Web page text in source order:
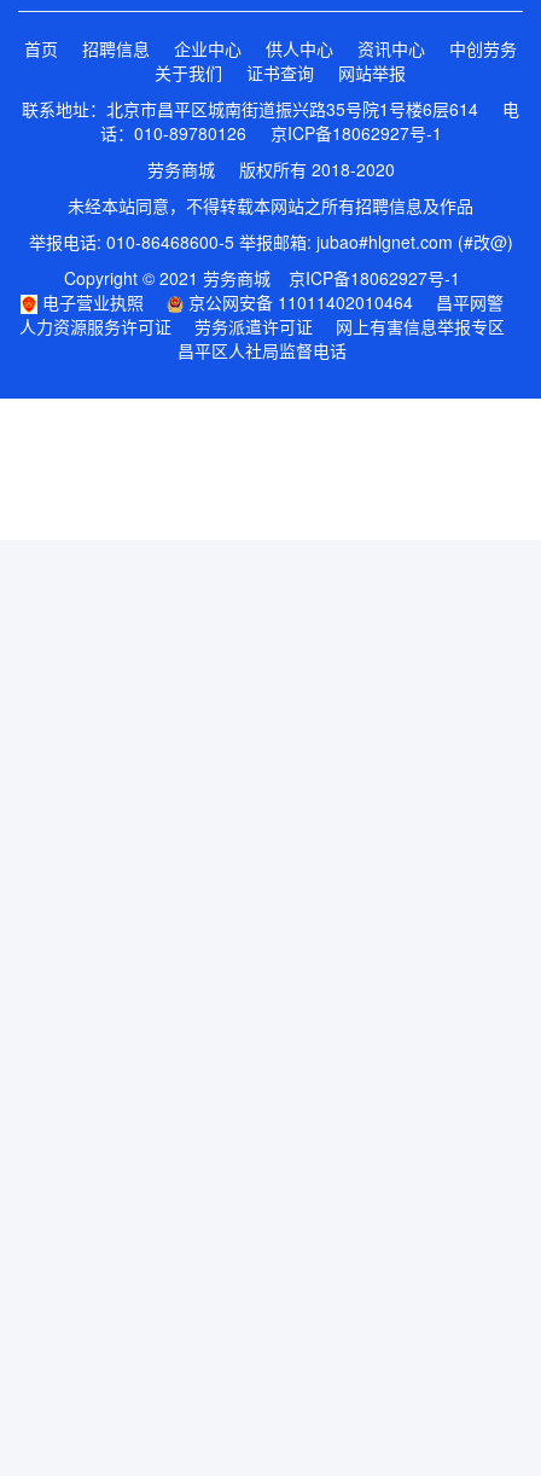
首页 招聘信息 企业中心 供人中心 资讯中心
中创劳务
关于我们
证书查询
网站举报
联系地址：北京市昌平区城南街道振兴路35号院1号楼6层614 电
话：010-89780126 京ICP备18062927号-1
劳务商城 版权所有 2018-2020
未经本站同意，不得转载本网站之所有招聘信息及作品
举报电话: 010-86468600-5 举报邮箱: jubao#hlgnet.com (#改@)
Copyright © 2021 劳务商城
京ICP备18062927号-1
电子营业执照
京公网安备 11011402010464
昌平网警
人力资源服务许可证
劳务派遣许可证
网上有害信息举报专区
昌平区人社局监督电话